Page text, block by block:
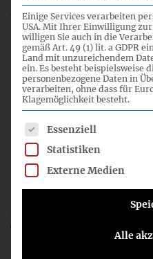
24. Februar 2015
Stellungnahme
Das Deutsche
(HGB-Fachausschuss) hat
Umsetzungsgesetzes
sieht Nachbesserungsbedarf
Themenbereichen. Die
unter anderem die
Einige Services verarbeiten
USA. Mit Ihrer Einwilligung
willigen Sie auch in die
gemäß Art. 49 (1) lit. a GDPR
Land mit unzureichendem
ein. Es besteht beispielsweise
personenbezogene Daten in
verarbeiten, ohne dass für
Klagemöglichkeit besteht.
Es folgt eine Liste der
Essenziell
Statistiken
Externe Medien
Alle